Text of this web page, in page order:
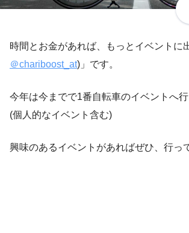
時間とお金があれば、もっとイベントに
＠chariboost_at)」です。
今年は今までで1番自転車のイベントへ
(個人的なイベント含む)
興味のあるイベントがあればぜひ、行っ